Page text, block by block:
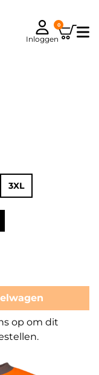
Inloggen
0
3XL
op om dit